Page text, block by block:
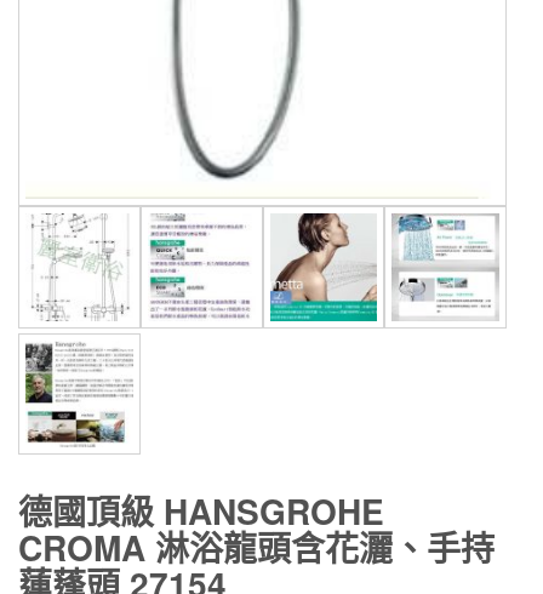
德國頂級 HANSGROHE
CROMA 淋浴龍頭含花灑、手持
蓮蓬頭 27154